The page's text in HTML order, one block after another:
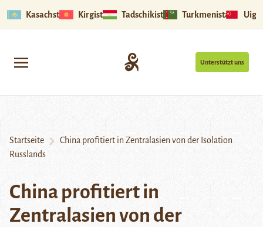
Kasachstan Kirgistan Tadschikistan Turkmenistan
Unterstützt uns
Startseite
China profitiert in Zentralasien von der Isolation
Russlands
China profitiert in
Zentralasien von der